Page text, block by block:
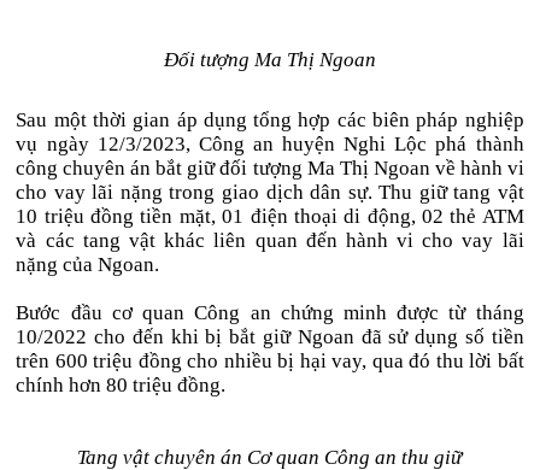
Đối tượng Ma Thị Ngoan
Sau một thời gian áp dụng tổng hợp các biên pháp nghiệp
vụ ngày 12/3/2023, Công an huyện Nghi Lộc phá thành
công chuyên án bắt giữ đối tượng Ma Thị Ngoan về hành vi
cho vay lãi nặng trong giao dịch dân sự. Thu giữ tang vật
10 triệu đồng tiền mặt, 01 điện thoại di động, 02 thẻ ATM
và các tang vật khác liên quan đến hành vi cho vay lãi
nặng của Ngoan.
Bước đầu cơ quan Công an chứng minh được từ tháng
10/2022 cho đến khi bị bắt giữ Ngoan đã sử dụng số tiền
trên 600 triệu đồng cho nhiều bị hại vay, qua đó thu lời bất
chính hơn 80 triệu đồng.
Tang vật chuyên án Cơ quan Công an thu giữ